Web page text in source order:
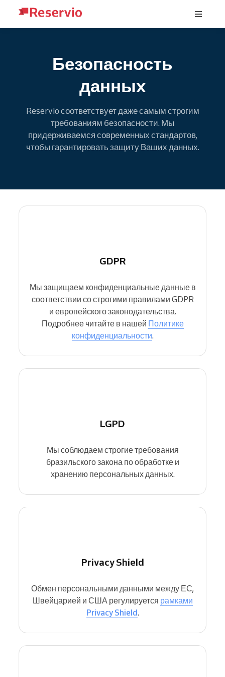
Безопасность
данных
Reservio соответствует даже самым строгим
требованиям безопасности. Мы
придерживаемся современных стандартов,
чтобы гарантировать защиту Ваших данных.
GDPR
Мы защищаем конфиденциальные данные в
соответствии со строгими правилами GDPR
и европейского законодательства.
Подробнее читайте в нашей Политике
конфиденциальности.
LGPD
Мы соблюдаем строгие требования
бразильского закона по обработке и
хранению персональных данных.
Privacy Shield
Обмен персональными данными между ЕС,
Швейцарией и США регулируется рамками
Privacy Shield.